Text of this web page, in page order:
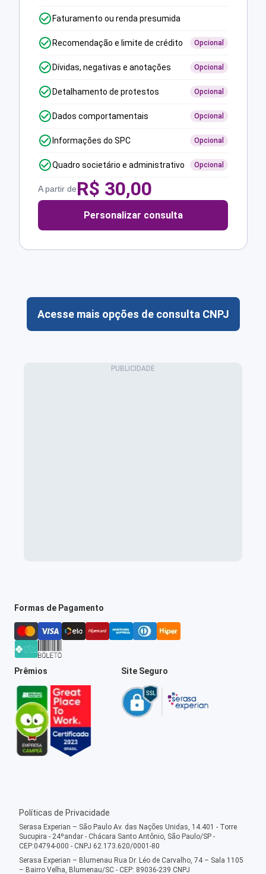
Faturamento ou renda presumida
Recomendação e limite de crédito Opcional
Dívidas, negativas e anotações Opcional
Detalhamento de protestos Opcional
Dados comportamentais Opcional
Informações do SPC Opcional
Quadro societário e administrativo Opcional
A partir deR$ 30,00
Personalizar consulta
Acesse mais opções de consulta CNPJ
Formas de Pagamento
Prêmios Site Seguro
Políticas de Privacidade
Serasa Experian – São Paulo Av. das Nações Unidas, 14.401 - Torre
Sucupira - 24ºandar - Chácara Santo Antônio, São Paulo/SP -
CEP:04794-000 - CNPJ 62.173.620/0001-80
Serasa Experian – Blumenau Rua Dr. Léo de Carvalho, 74 – Sala 1105
– Bairro Velha, Blumenau/SC - CEP: 89036-239 CNPJ